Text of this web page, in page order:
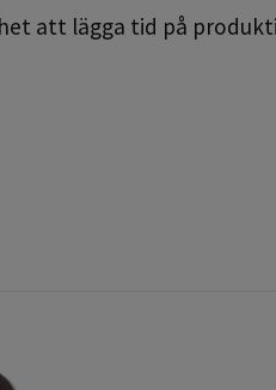
att lägga tid på